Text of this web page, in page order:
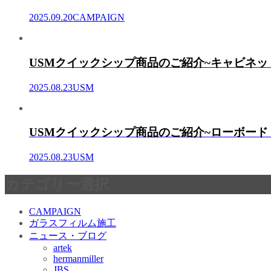
2025.09.20CAMPAIGN
USMクイックシップ商品のご紹介~キャビネ
2025.08.23USM
USMクイックシップ商品のご紹介~ローボード
2025.08.23USM
CAMPAIGN
ガラスフィルム施工
ニュース・ブログ
artek
hermanmiller